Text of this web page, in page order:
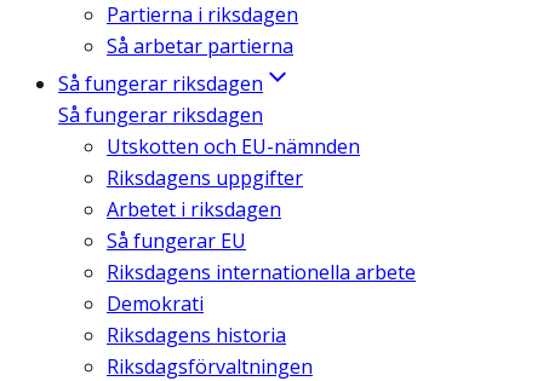
Partierna i riksdagen
Så arbetar partierna
Så fungerar riksdagen
Så fungerar riksdagen
Utskotten och EU-nämnden
Riksdagens uppgifter
Arbetet i riksdagen
Så fungerar EU
Riksdagens internationella arbete
Demokrati
Riksdagens historia
Riksdagsförvaltningen